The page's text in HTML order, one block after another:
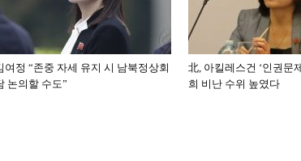
여정 “존중 자세 유지 시 남북정상회
논의할 수도”
北, 아킬레스건 ‘인권문
희 비난 수위 높였다